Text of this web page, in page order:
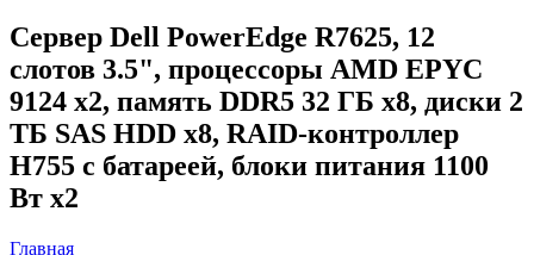
Сервер Dell PowerEdge R7625, 12
слотов 3.5", процессоры AMD EPYC
9124 x2, память DDR5 32 ГБ x8, диски 2
ТБ SAS HDD x8, RAID-контроллер
H755 с батареей, блоки питания 1100
Вт x2
Главная